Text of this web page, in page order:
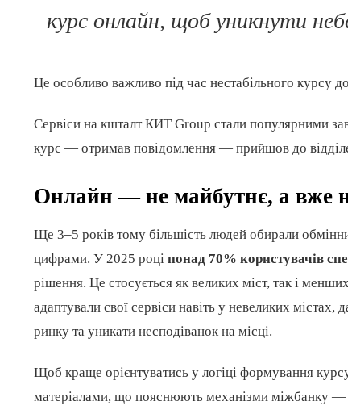
курс онлайн, щоб уникнути
Це особливо важливо під час нестабільного курсу
Сервіси на кшталт КИТ Group стали популярними
курс — отримав повідомлення — прийшов до
Онлайн — не майбутнє, а вже
Ще 3–5 років тому більшість людей обирали
цифрами. У 2025 році понад 70% користувачів
рішення. Це стосується як великих міст, так і
адаптували свої сервіси навіть у невеликих
ринку та уникати несподіванок на місці.
Щоб краще орієнтуватись у логіці формування
матеріалами, що пояснюють механізми міжбанку —